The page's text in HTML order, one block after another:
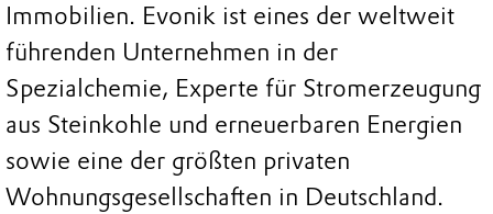
Immobilien. Evonik ist eines der weltweit
führenden Unternehmen in der
Spezialchemie, Experte für Stromerzeugung
aus Steinkohle und erneuerbaren Energien
sowie eine der größten privaten
Wohnungsgesellschaften in Deutschland.